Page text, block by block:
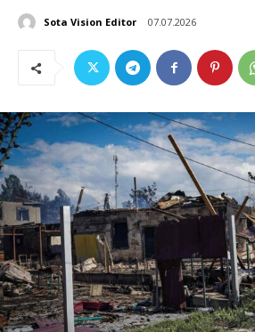
Sota Vision Editor 07.07.2026